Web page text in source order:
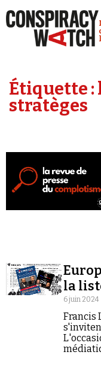
Étiquette :
stratèges
la
6 juin 2024 |
Francis